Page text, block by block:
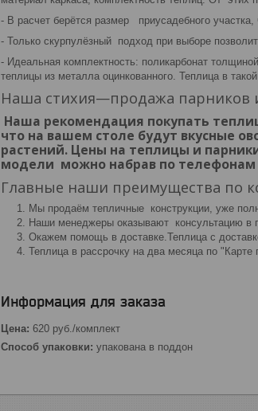
- В расчет берётся размер приусадебного
- Только скурпулёзный подход при выборе
- Идеальная комплектность: поликарбонат
теплицы из металла оцинкованного. Теплица в
Наша стихия—продажа парников
Наша рекомендация покупать
что на вашем столе будут вкусные
растений. Цены на теплицы и
модели можно набрав по телефонам
Главные наши преимущества по
Мы продаём тепличные конструкции, уже
Наши менеджеры оказывают консультацию в
Окажем помощь в доставке.Теплица с
Теплица в рассрочку на два месяца по "Карте
Информация для заказа
Цена: 620 руб./комплект
Способ упаковки: упакована в поддон